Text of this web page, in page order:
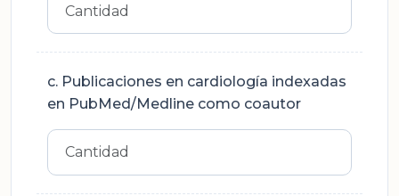
c. Publicaciones en cardiología indexadas
en PubMed/Medline como coautor